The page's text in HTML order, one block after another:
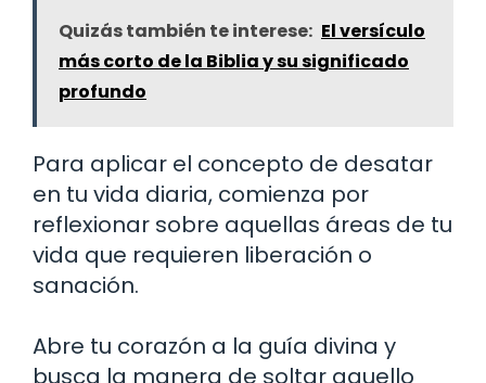
Quizás también te interese: El versículo
más corto de la Biblia y su significado
profundo
Para aplicar el concepto de desatar
en tu vida diaria, comienza por
reflexionar sobre aquellas áreas de tu
vida que requieren liberación o
sanación.
Abre tu corazón a la guía divina y
busca la manera de soltar aquello